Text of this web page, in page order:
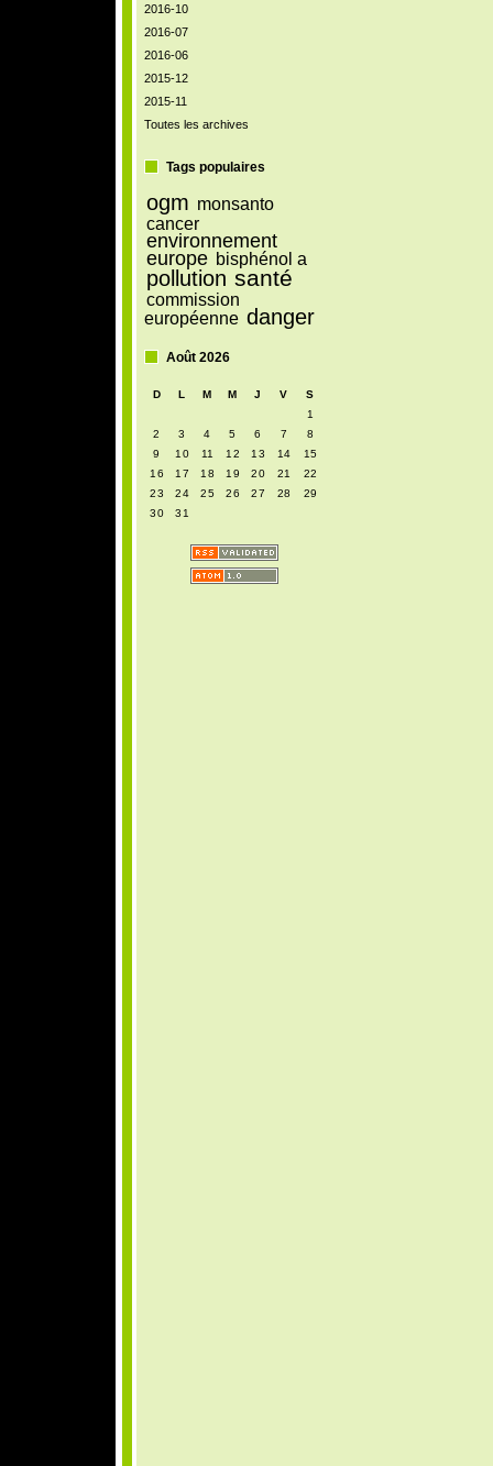
2016-10
2016-07
2016-06
2015-12
2015-11
Toutes les archives
Tags populaires
ogm monsanto
cancer
environnement
europe bisphénol a
pollution santé
commission
européenne danger
Août 2026
D L M M J V
S
1
2
3 4 5 6 7
8
9
10 11 12 13 14
15
16
17 18 19 20 21
22
23
24 25 26 27 28
29
30
31